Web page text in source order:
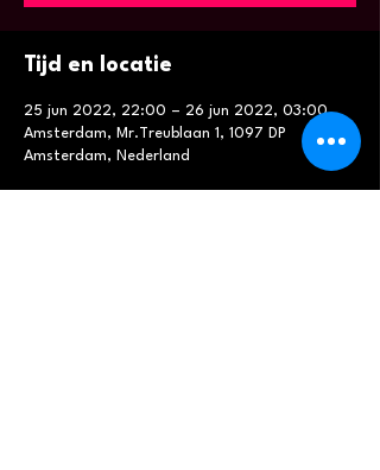
Tijd en locatie
25 jun 2022, 22:00 – 26 jun 2022, 03:00
Amsterdam, Mr.Treublaan 1, 1097 DP
Amsterdam, Nederland